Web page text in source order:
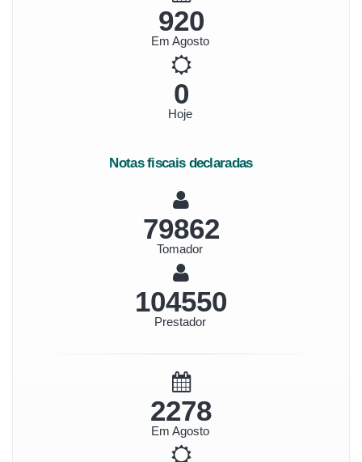
1062
Em Agosto
0
Hoje
Notas fiscais declaradas
92148
Tomador
120635
Prestador
2628
Em Agosto